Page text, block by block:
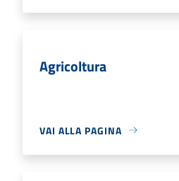
Agricoltura
VAI ALLA PAGINA